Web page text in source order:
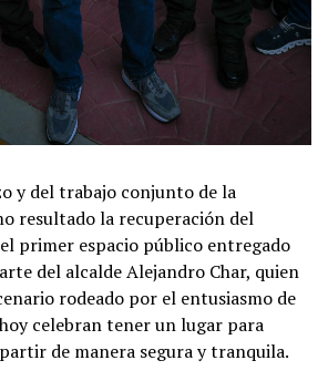
y del trabajo conjunto de la
resultado la recuperación del
primer espacio público entregado
del alcalde Alejandro Char, quien
rodeado por el entusiasmo de
celebran tener un lugar para
de manera segura y tranquila.